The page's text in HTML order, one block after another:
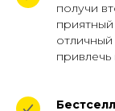
получи